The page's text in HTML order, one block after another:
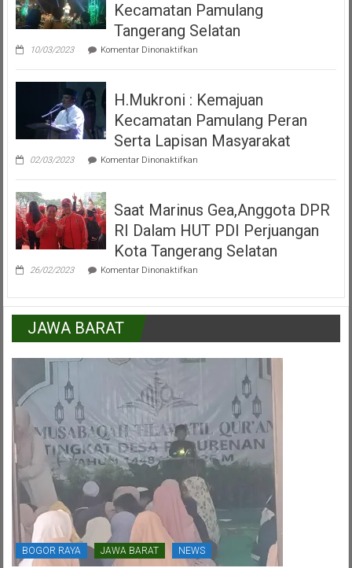
Misa
Inkulturasi
IKKSU
Pamulang
Kecamatan Pamulang
Tangerang Selatan
10/03/2023 Komentar Dinonaktifkanpada
Peresmian
Alun
Kecamatan
Pamulang
Tangerang
Selatan
H.Mukroni : Kemajuan
Kecamatan Pamulang Peran
Serta Lapisan Masyarakat
02/03/2023 Komentar Dinonaktifkanpada
:
Kecamatan
Pamulang
Peran
Lapisan
Masyarakat
Saat Marinus Gea,Anggota DPR
RI Dalam HUT PDI Perjuangan
Kota Tangerang Selatan
26/02/2023 Komentar Dinonaktifkanpada
Gea,Anggota
DPR
Dalam
Perjuangan
Tangerang
JAWA BARAT
BOGOR RAYA JAWA BARAT NEWS